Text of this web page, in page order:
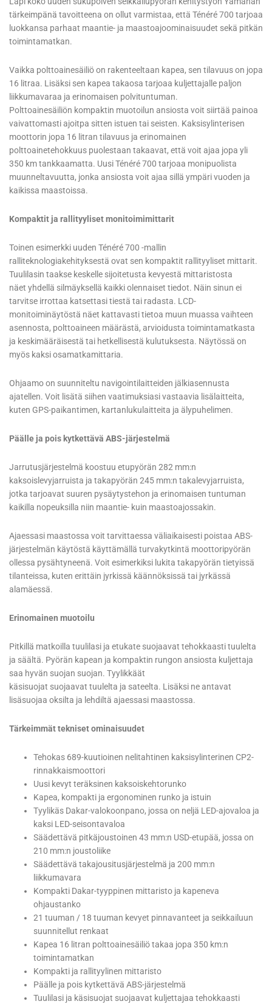
tärkeimpänä tavoitteena on ollut varmistaa, että Ténéré 700 tarjoaa
luokkansa parhaat maantie- ja maastoajoominaisuudet sekä pitkän
toimintamatkan.
Vaikka polttoainesäiliö on rakenteeltaan kapea, sen tilavuus on jopa
16 litraa. Lisäksi sen kapea takaosa tarjoaa kuljettajalle paljon
liikkumavaraa ja erinomaisen polvituntuman.
Polttoainesäiliön kompaktin muotoilun ansiosta voit siirtää painoa
vaivattomasti ajoitpa sitten istuen tai seisten. Kaksisylinterisen
moottorin jopa 16 litran tilavuus ja erinomainen
polttoainetehokkuus puolestaan takaavat, että voit ajaa jopa yli
350 km tankkaamatta. Uusi Ténéré 700 tarjoaa monipuolista
muunneltavuutta, jonka ansiosta voit ajaa sillä ympäri vuoden ja
kaikissa maastoissa.
Kompaktit ja rallityyliset monitoimimittarit
Toinen esimerkki uuden Ténéré 700 -mallin
ralliteknologiakehityksestä ovat sen kompaktit rallityyliset mittarit.
Tuulilasin taakse keskelle sijoitetusta kevyestä mittaristosta
näet yhdellä silmäyksellä kaikki olennaiset tiedot. Näin sinun ei
tarvitse irrottaa katsettasi tiestä tai radasta. LCD-
monitoiminäytöstä näet kattavasti tietoa muun muassa vaihteen
asennosta, polttoaineen määrästä, arvioidusta toimintamatkasta
ja keskimääräisestä tai hetkellisestä kulutuksesta. Näytössä on
myös kaksi osamatkamittaria.
Ohjaamo on suunniteltu navigointilaitteiden jälkiasennusta
ajatellen. Voit lisätä siihen vaatimuksiasi vastaavia lisälaitteita,
kuten GPS-paikantimen, kartanlukulaitteita ja älypuhelimen.
Päälle ja pois kytkettävä ABS-järjestelmä
Jarrutusjärjestelmä koostuu etupyörän 282 mm:n
kaksoislevyjarruista ja takapyörän 245 mm:n takalevyjarruista,
jotka tarjoavat suuren pysäytystehon ja erinomaisen tuntuman
kaikilla nopeuksilla niin maantie- kuin maastoajossakin.
Ajaessasi maastossa voit tarvittaessa väliaikaisesti poistaa ABS-
järjestelmän käytöstä käyttämällä turvakytkintä moottoripyörän
ollessa pysähtyneenä. Voit esimerkiksi lukita takapyörän tietyissä
tilanteissa, kuten erittäin jyrkissä käännöksissä tai jyrkässä
alamäessä.
Erinomainen muotoilu
Pitkillä matkoilla tuulilasi ja etukate suojaavat tehokkaasti tuulelta
ja säältä. Pyörän kapean ja kompaktin rungon ansiosta kuljettaja
saa hyvän suojan suojan. Tyylikkäät
käsisuojat suojaavat tuulelta ja sateelta. Lisäksi ne antavat
lisäsuojaa oksilta ja lehdiltä ajaessasi maastossa.
Tärkeimmät tekniset ominaisuudet
Tehokas 689-kuutioinen nelitahtinen kaksisylinterinen CP2-
rinnakkaismoottori
Uusi kevyt teräksinen kaksoiskehtorunko
Kapea, kompakti ja ergonominen runko ja istuin
Tyylikäs Dakar-valokoonpano, jossa on neljä LED-ajovaloa ja
kaksi LED-seisontavaloa
Säädettävä pitkäjoustoinen 43 mm:n USD-etupää, jossa on
210 mm:n joustoliike
Säädettävä takajousitusjärjestelmä ja 200 mm:n
liikkumavara
Kompakti Dakar-tyyppinen mittaristo ja kapeneva
ohjaustanko
21 tuuman / 18 tuuman kevyet pinnavanteet ja seikkailuun
suunnitellut renkaat
Kapea 16 litran polttoainesäiliö takaa jopa 350 km:n
toimintamatkan
Kompakti ja rallityylinen mittaristo
Päälle ja pois kytkettävä ABS-järjestelmä
Tuulilasi ja käsisuojat suojaavat kuljettajaa tehokkaasti